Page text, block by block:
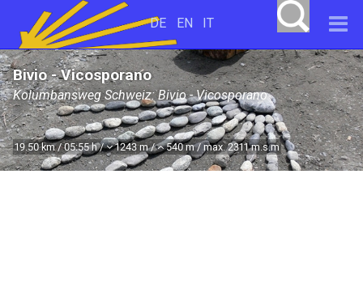
DE EN IT
Bivio - Vicosporano
Kolumbansweg Schweiz: Bivio - Vicosporano
19.50 km / 05:55 h / 1243 m / 540 m / max. 2311 m.s.m